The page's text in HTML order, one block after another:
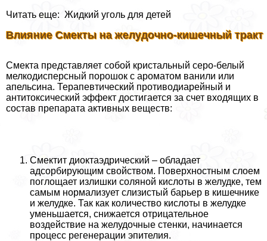
Читать еще: Жидкий уголь для детей
Влияние Смекты на желудочно-кишечный тpaкт
Смекта представляет собой кристальный серо-белый
мелкодисперсный порошок с ароматом ванили или
апельсина. Терапевтический противодиарейный и
антитоксический эффект достигается за счет входящих в
состав препарата активных веществ:
Смектит диоктаэдрический – обладает
адсорбирующим свойством. Поверхностным слоем
поглощает излишки соляной кислоты в желудке, тем
самым нормализует слизистый барьер в кишечнике
и желудке. Так как количество кислоты в желудке
уменьшается, снижается отрицательное
воздействие на желудочные стенки, начинается
процесс регенерации эпителия.